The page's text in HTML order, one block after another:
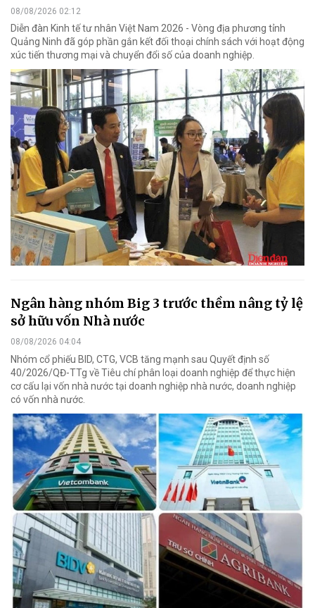
08/08/2026 02:12
Diễn đàn Kinh tế tư nhân Việt Nam 2026 - Vòng địa phương tỉnh
Quảng Ninh đã góp phần gắn kết đối thoại chính sách với hoạt động
xúc tiến thương mại và chuyển đổi số của doanh nghiệp.
Ngân hàng nhóm Big 3 trước thềm nâng tỷ lệ
sở hữu vốn Nhà nước
08/08/2026 04:04
Nhóm cổ phiếu BID, CTG, VCB tăng mạnh sau Quyết định số
40/2026/QĐ-TTg về Tiêu chí phân loại doanh nghiệp để thực hiện
cơ cấu lại vốn nhà nước tại doanh nghiệp nhà nước, doanh nghiệp
có vốn nhà nước.